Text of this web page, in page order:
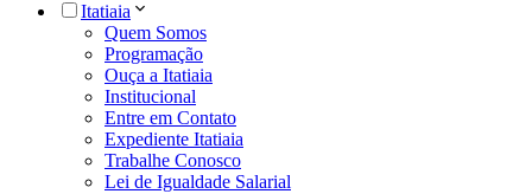
Itatiaia
Quem Somos
Programação
Ouça a Itatiaia
Institucional
Entre em Contato
Expediente Itatiaia
Trabalhe Conosco
Lei de Igualdade Salarial